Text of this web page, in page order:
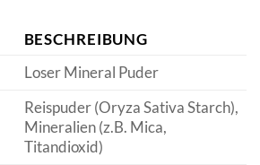
BESCHREIBUNG
Loser Mineral Puder
Reispuder (Oryza Sativa Starch),
Mineralien (z.B. Mica,
Titandioxid)